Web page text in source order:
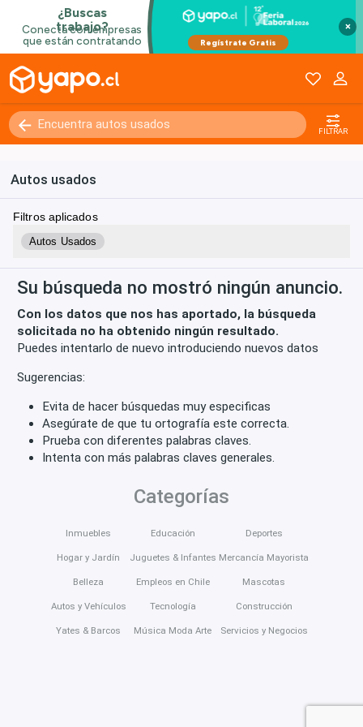
×
FILTRAR
Autos usados
Filtros aplicados
Autos Usados
Su búsqueda no mostró ningún anuncio.
Con los datos que nos has aportado, la búsqueda
solicitada no ha obtenido ningún resultado.
Puedes intentarlo de nuevo introduciendo nuevos datos
Sugerencias:
Evita de hacer búsquedas muy especificas
Asegúrate de que tu ortografía este correcta.
Prueba con diferentes palabras claves.
Intenta con más palabras claves generales.
Categorías
Inmuebles
Hogar y Jardín
Belleza
Autos y Vehículos
Yates & Barcos
Educación
Juguetes & Infantes
Empleos en Chile
Tecnología
Música Moda Arte
Deportes
Mercancía Mayorista
Mascotas
Construcción
Servicios y Negocios
Kilómetros 0 - 250000+